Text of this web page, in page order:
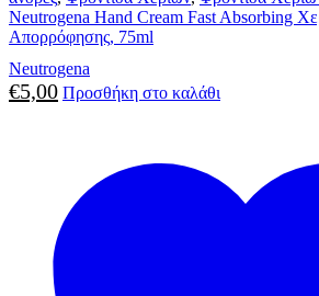
Neutrogena Hand Cream Fast Absorbing
Απορρόφησης, 75ml
Neutrogena
€5,00 Προσθήκη στο καλάθι